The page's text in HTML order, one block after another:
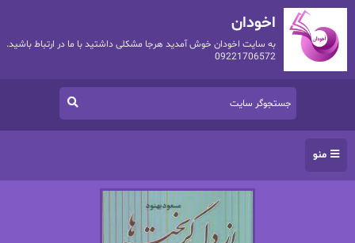
اخودان
به سایت اخودان خوش آمدید هرجا مشکلی داشتید با ما در ارتباط باشید.
09221706572
منو